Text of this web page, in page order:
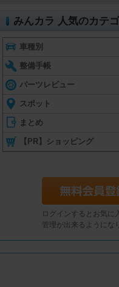
みんカラ 人気のカテ
車種別
整備手帳
パーツレビュー
スポット
まとめ
【PR】ショッピング
ログインするとお気に
管理が出来るようにな